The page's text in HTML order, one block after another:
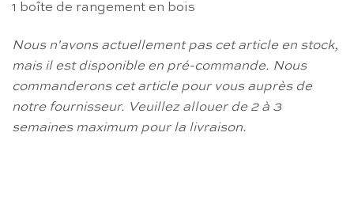
1 boîte de rangement en bois
Nous n'avons actuellement pas cet article en stock,
mais il est disponible en pré-commande. Nous
commanderons cet article pour vous auprès de
notre fournisseur. Veuillez allouer de 2 à 3
semaines maximum pour la livraison.